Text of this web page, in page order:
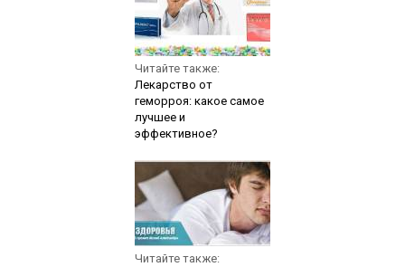
Читайте также:
Лекарство от
геморроя: какое самое
лучшее и
эффективное?
Читайте также: